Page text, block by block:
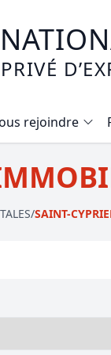
immobilière /
rejoindre
/SAINT-